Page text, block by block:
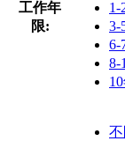
工作年
限:
1-
3-
6-
8-